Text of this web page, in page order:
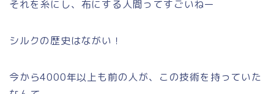
それを糸にし、布にする人間ってすごいねー
シルクの歴史はながい！
今から4000年以上も前の人が、この技術を持っていた